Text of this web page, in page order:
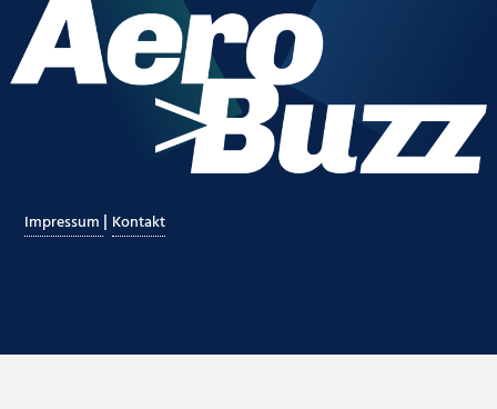
Impressum | Kontakt